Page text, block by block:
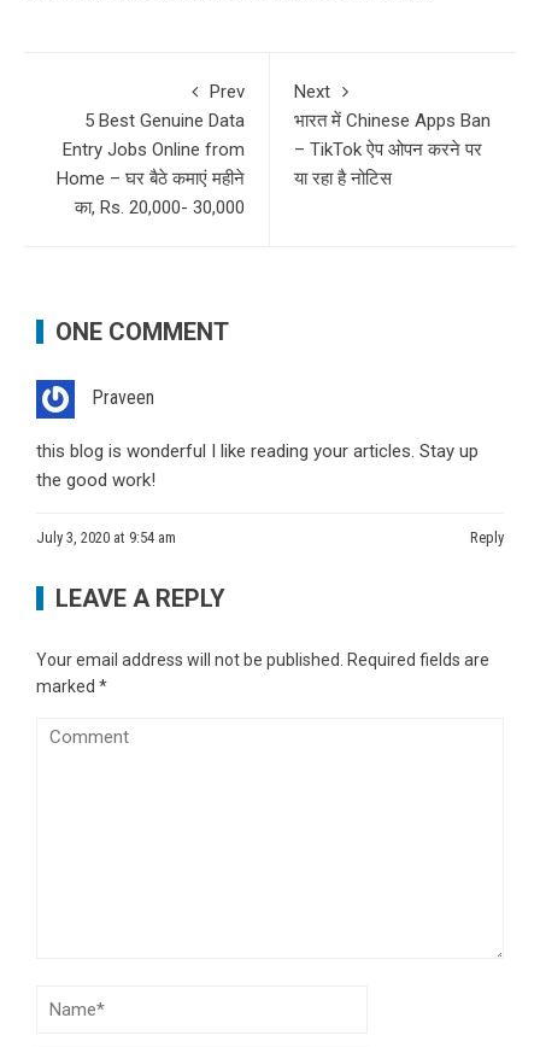
Prev
5 Best Genuine Data
Entry Jobs Online from
Home – घर बैठे कमाएं महीने
का, Rs. 20,000- 30,000
Next
भारत में Chinese Apps Ban
– TikTok ऐप ओपन करने पर
या रहा है नोटिस
ONE COMMENT
Praveen
this blog is wonderful I like reading your articles. Stay up
the good work!
July 3, 2020 at 9:54 am Reply
LEAVE A REPLY
Your email address will not be published.
Required fields are
marked *